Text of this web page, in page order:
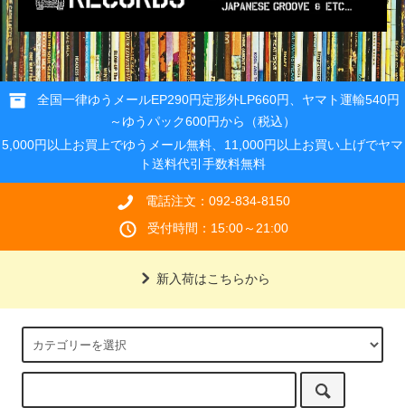
全国一律ゆうメールEP290円定形外LP660円、ヤマト運輸540円
～ゆうパック600円から（税込）
5,000円以上お買上でゆうメール無料、11,000円以上お買い上げでヤマ
ト送料代引手数料無料
電話注文：092-834-8150
受付時間：15:00～21:00
新入荷はこちらから